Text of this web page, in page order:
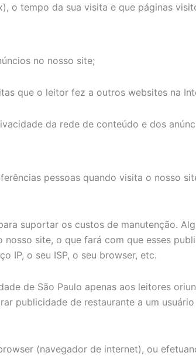
o tempo da sua visita e que páginas
no nosso site;
que o leitor fez a outros websites na
da rede de conteúdo e dos
pessoas quando visita o nosso
suportar os custos de manutenção.
site, o que fará com que esses
IP, o seu ISP, o seu browser, etc.
de São Paulo apenas aos leitores
publicidade de restaurante a um
(navegador de internet), ou